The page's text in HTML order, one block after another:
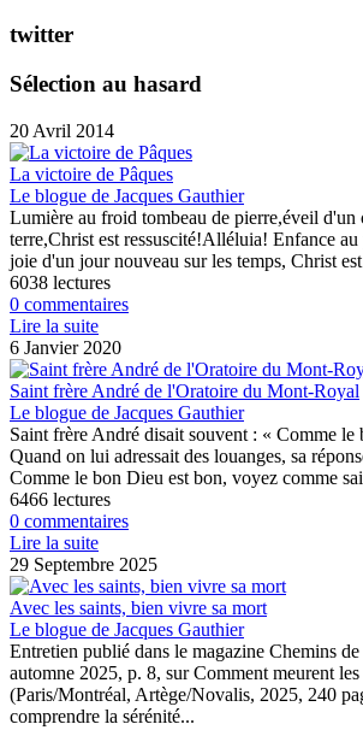
twitter
Sélection au hasard
20 Avril 2014
La victoire de Pâques
Le blogue de Jacques Gauthier
Lumière au froid tombeau de pierre,éveil d'un
terre,Christ est ressuscité!Alléluia! Enfance au
joie d'un jour nouveau sur les temps, Christ
6038 lectures
0 commentaires
Lire la suite
6 Janvier 2020
Saint frère André de l'Oratoire du Mont-Royal
Le blogue de Jacques Gauthier
Saint frère André disait souvent : « Comme le
Quand on lui adressait des louanges, sa
Comme le bon Dieu est bon, voyez comme
6466 lectures
0 commentaires
Lire la suite
29 Septembre 2025
Avec les saints, bien vivre sa mort
Le blogue de Jacques Gauthier
Entretien publié dans le magazine Chemins
automne 2025, p. 8, sur Comment meurent les
(Paris/Montréal, Artège/Novalis, 2025, 240
comprendre la sérénité...